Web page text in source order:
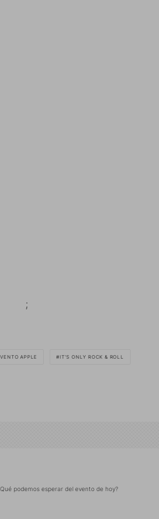
;
APPLE IT'S ONLY ROCK & ROLL
podemos esperar del evento de hoy?